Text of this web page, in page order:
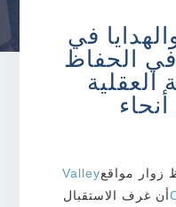
في
في الحفاظ
زوار مواقعValley
أن غرف الاستقبال